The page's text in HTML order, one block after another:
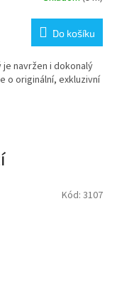
Do košíku
navržen i dokonalý
o originální, exkluzivní
Kód: 3107